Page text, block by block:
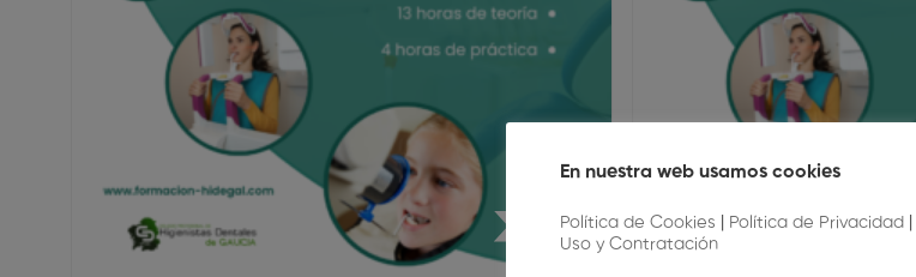
Radiología
En nuestra web usamos cookies
Política de Cookies Política de Privacidad
Uso y Contratación